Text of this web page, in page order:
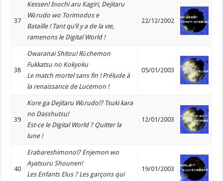
37
Kessen! Inochi aru Kagiri, Dejitaru
Wārudo wo Torimodos e
Bataille ! Tant qu’il y a de la vie,
ramenons le Digital World !
22/12/2002
38
Owaranai Shitou! Rūchemon
Fukkatsu no Kokyoku
Le match mortel sans fin ! Prélude à
la renaissance de Lucemon !
05/01/2003
39
Kore ga Dejitaru Wārudo!? Tsuki kara
no Dasshutsu!
Est-ce le Digital World ? Quitter la
lune !
12/01/2003
40
Erabareshimono!? Enjemon wo
Ayatsuru Shounen!
Les Enfants Elus ? Les garçons qui
19/01/2003